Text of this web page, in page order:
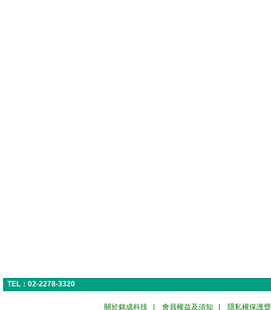
TEL：02-2278-3320
關於銘成科技 會員權益及須知 隱私權保護